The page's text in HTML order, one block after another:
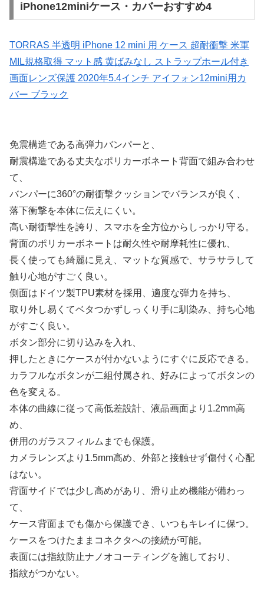
iPhone12miniケース・カバーおすすめ4
TORRAS 半透明 iPhone 12 mini 用 ケース 超耐衝撃 米軍
MIL規格取得 マット感 黄ばみなし ストラップホール付き
画面レンズ保護 2020年5.4インチ アイフォン12mini用カ
バー ブラック
免震構造である高弾力バンパーと、
耐震構造である丈夫なポリカーボネート背面で組み合わせ
て、
バンパーに360°の耐衝撃クッションでバランスが良く、
落下衝撃を本体に伝えにくい。
高い耐衝撃性を誇り、スマホを全方位からしっかり守る。
背面のポリカーボネートは耐久性や耐摩耗性に優れ、
長く使っても綺麗に見え、マットな質感で、サラサラして
触り心地がすごく良い。
側面はドイツ製TPU素材を採用、適度な弾力を持ち、
取り外し易くてベタつかずしっくり手に馴染み、持ち心地
がすごく良い。
ボタン部分に切り込みを入れ、
押したときにケースが付かないようにすぐに反応できる。
カラフルなボタンが二組付属され、好みによってボタンの
色を変える。
本体の曲線に従って高低差設計、液晶画面より1.2mm高
め、
併用のガラスフィルムまでも保護。
カメラレンズより1.5mm高め、外部と接触せず傷付く心配
はない。
背面サイドでは少し高めがあり、滑り止め機能が備わっ
て、
ケース背面までも傷から保護でき、いつもキレイに保つ。
ケースをつけたままコネクタへの接続が可能。
表面には指紋防止ナノオコーティングを施しており、
指紋がつかない。